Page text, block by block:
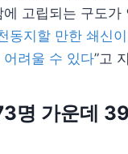
고립되는 구도가
동지할 만한 쇄신
려울 수 있다”고
명 가운데